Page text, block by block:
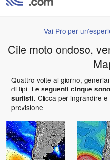
Vai Pro per
Cile moto ondoso,
Quattro volte al giorno,
di tipi. Le seguenti cinque
surfisti. Clicca per ingrandire
previsione: